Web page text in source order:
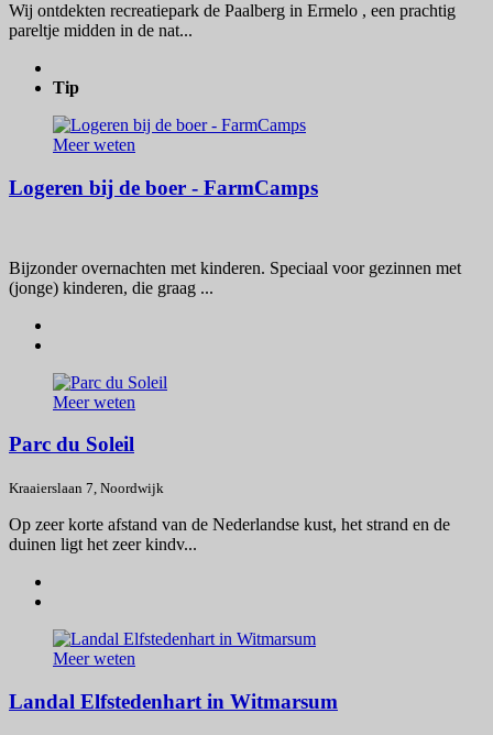
Wij ontdekten recreatiepark de Paalberg in Ermelo , een prachtig
pareltje midden in de nat...
Tip
Meer weten
Logeren bij de boer - FarmCamps
Bijzonder overnachten met kinderen. Speciaal voor gezinnen met
(jonge) kinderen, die graag ...
Meer weten
Parc du Soleil
Kraaierslaan 7, Noordwijk
Op zeer korte afstand van de Nederlandse kust, het strand en de
duinen ligt het zeer kindv...
Meer weten
Landal Elfstedenhart in Witmarsum